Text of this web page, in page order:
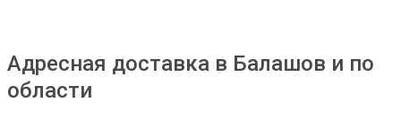
Адресная доставка в Балашов и по
области